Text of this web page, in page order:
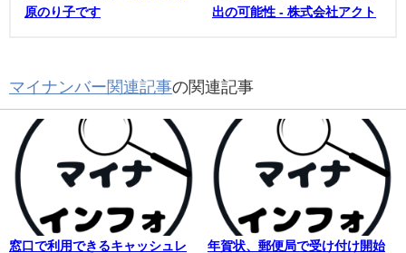
原のり子です
出の可能性 - 株式会社アクト
マイナンバー関連記事の関連記事
窓口で利用できるキャッシュレ
年賀状、郵便局で受け付け開始